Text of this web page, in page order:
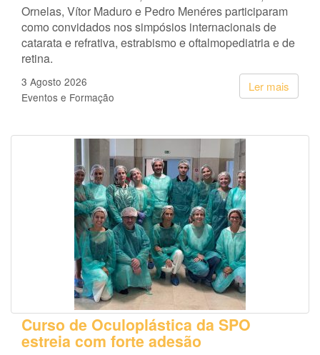
Ornelas, Vítor Maduro e Pedro Menéres participaram
como convidados nos simpósios internacionais de
catarata e refrativa, estrabismo e oftalmopediatria e de
retina.
Ler mais
3 Agosto 2026
Eventos e Formação
Curso de Oculoplástica da SPO
estreia com forte adesão